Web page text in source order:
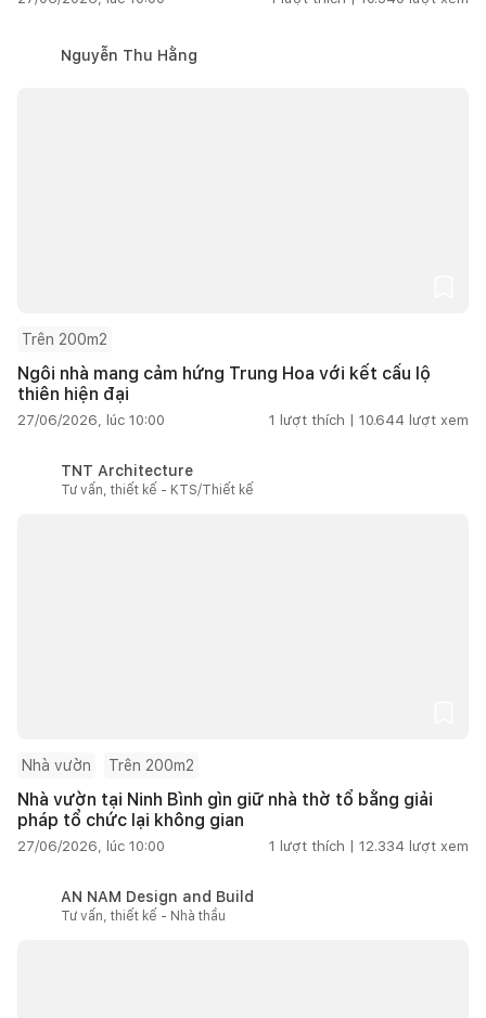
Nguyễn Thu Hằng
Trên 200m2
Ngôi nhà mang cảm hứng Trung Hoa với kết cấu lộ
thiên hiện đại
27/06/2026, lúc 10:00 1 lượt thích | 10.644 lượt xem
TNT Architecture
Tư vấn, thiết kế - KTS/Thiết kế
Nhà vườn Trên 200m2
Nhà vườn tại Ninh Bình gìn giữ nhà thờ tổ bằng giải
pháp tổ chức lại không gian
27/06/2026, lúc 10:00 1 lượt thích | 12.334 lượt xem
AN NAM Design and Build
Tư vấn, thiết kế - Nhà thầu